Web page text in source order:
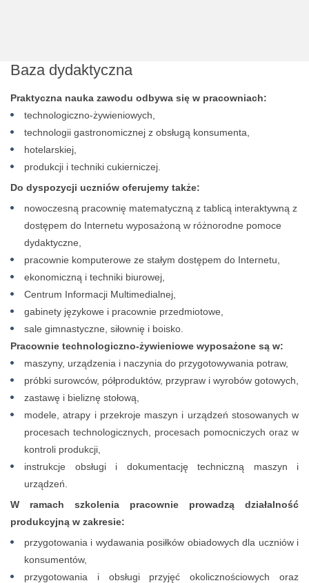
Baza dydaktyczna
Praktyczna nauka zawodu odbywa się w pracowniach:
technologiczno-żywieniowych,
technologii gastronomicznej z obsługą konsumenta,
hotelarskiej,
produkcji i techniki cukierniczej.
Do dyspozycji uczniów oferujemy także:
nowoczesną pracownię matematyczną z tablicą interaktywną z
dostępem do Internetu wyposażoną w różnorodne pomoce
dydaktyczne,
pracownie komputerowe ze stałym dostępem do Internetu,
ekonomiczną i techniki biurowej,
Centrum Informacji Multimedialnej,
gabinety językowe i pracownie przedmiotowe,
sale gimnastyczne, siłownię i boisko.
Pracownie technologiczno-żywieniowe wyposażone są w:
maszyny, urządzenia i naczynia do przygotowywania potraw,
próbki surowców, półproduktów, przypraw i wyrobów gotowych,
zastawę i bieliznę stołową,
modele, atrapy i przekroje maszyn i urządzeń stosowanych w
procesach technologicznych, procesach pomocniczych oraz w
kontroli produkcji,
instrukcje obsługi i dokumentację techniczną maszyn i
urządzeń.
W ramach szkolenia pracownie prowadzą działalność
produkcyjną w zakresie:
przygotowania i wydawania posiłków obiadowych dla uczniów i
konsumentów,
przygotowania i obsługi przyjęć okolicznościowych oraz